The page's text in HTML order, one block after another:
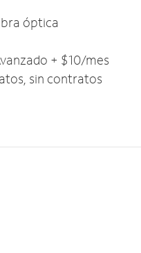
óptica
+ $10/mes
sin contratos